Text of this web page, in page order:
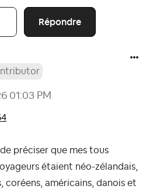
Répondre
01:03 PM
préciser que mes tous
étaient néo-zélandais,
coréens, américains, danois et